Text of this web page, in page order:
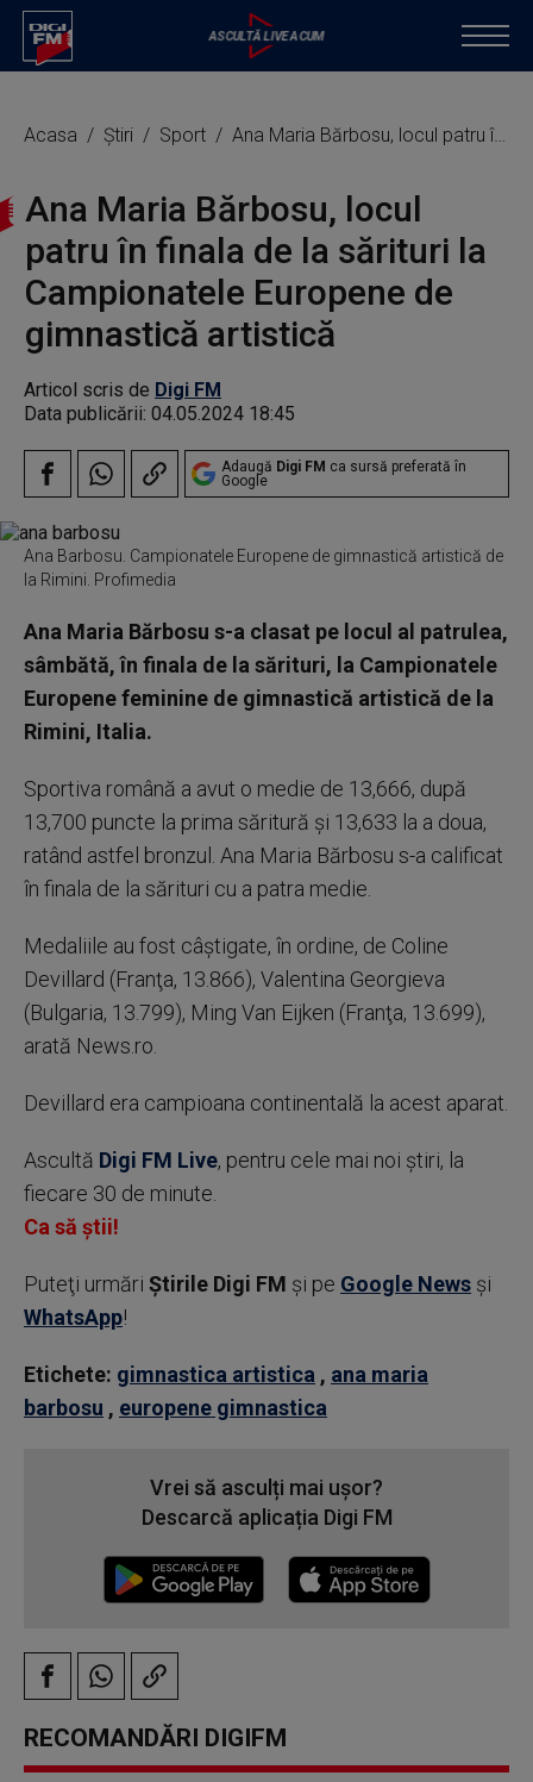
Acasa Știri Sport Ana Maria Bărbosu, locul patru în finala de la sărituri la Campionatele Europene de gimnastică artistică
Ana Maria Bărbosu, locul
patru în finala de la sărituri la
Campionatele Europene de
gimnastică artistică
Articol scris de Digi FM
Data publicării: 04.05.2024 18:45
Adaugă Digi FM ca sursă preferată în
Google
Ana Barbosu. Campionatele Europene de gimnastică artistică de
la Rimini. Profimedia
Ana Maria Bărbosu s-a clasat pe locul al patrulea,
sâmbătă, în finala de la sărituri, la Campionatele
Europene feminine de gimnastică artistică de la
Rimini, Italia.
Sportiva română a avut o medie de 13,666, după
13,700 puncte la prima săritură şi 13,633 la a doua,
ratând astfel bronzul. Ana Maria Bărbosu s-a calificat
în finala de la sărituri cu a patra medie.
Medaliile au fost câştigate, în ordine, de Coline
Devillard (Franţa, 13.866), Valentina Georgieva
(Bulgaria, 13.799), Ming Van Eijken (Franţa, 13.699),
arată News.ro.
Devillard era campioana continentală la acest aparat.
Ascultă Digi FM Live, pentru cele mai noi știri, la
fiecare 30 de minute.
Ca să știi!
Puteţi urmări Știrile Digi FM şi pe Google News şi
WhatsApp!
Etichete: gimnastica artistica , ana maria
barbosu , europene gimnastica
Vrei să asculți mai ușor?
Descarcă aplicația Digi FM
RECOMANDĂRI DIGIFM